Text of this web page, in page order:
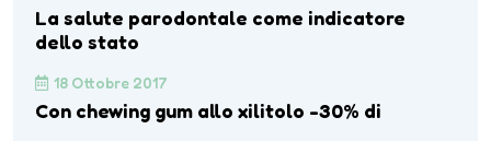
La salute parodontale come indicatore
dello stato
18 Ottobre 2017
Con chewing gum allo xilitolo -30% di